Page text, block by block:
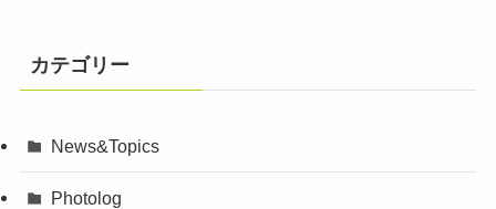
カテゴリー
News&Topics
Photolog